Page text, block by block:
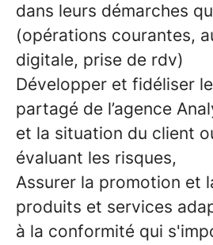
dans leurs démarches
(opérations courantes,
digitale, prise de rdv)
Développer et fidéliser
partagé de l’agence
et la situation du client
évaluant les risques,
Assurer la promotion et
produits et services
à la conformité qui